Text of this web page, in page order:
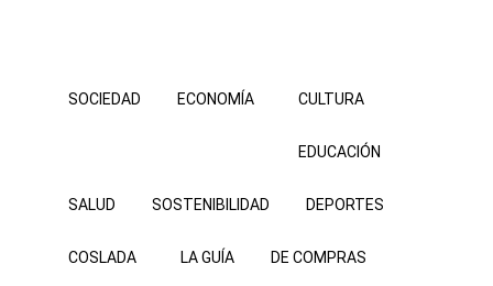
SOCIEDAD ECONOMÍA CULTURA
EDUCACIÓN
SALUD SOSTENIBILIDAD DEPORTES
COSLADA LA GUÍA DE COMPRAS